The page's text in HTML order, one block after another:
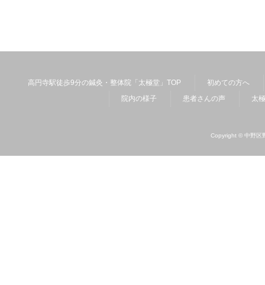
高円寺駅徒歩9分の鍼灸・整体院「太極堂」TOP
初めての方へ
院内の様子
患者さんの声 太
Copyright © 中野区